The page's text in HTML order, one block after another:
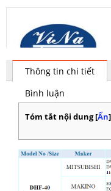
Thông tin chi tiết
Bình luận
Tóm tắt nội dung[Ẩn]